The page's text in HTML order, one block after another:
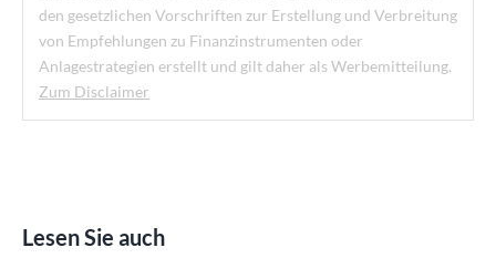
den gesetzlichen Vorschriften zur Erstellung und Verbreitung
von Empfehlungen zu Finanzinstrumenten oder
Anlagestrategien erstellt und gilt daher als Werbemitteilung.
Zum Disclaimer
Lesen Sie auch